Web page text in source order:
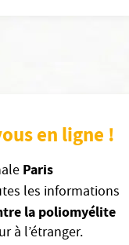
en ligne !
Paris
les informations
la poliomyélite
à l’étranger.